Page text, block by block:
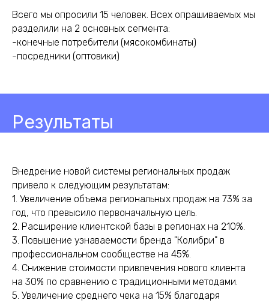
Всего мы опросили 15 человек. Всех опрашиваемых мы
разделили на 2 основных сегмента:
-конечные потребители (мясокомбинаты)
-посредники (оптовики)
Результаты
Внедрение новой системы региональных продаж
привело к следующим результатам:
1. Увеличение объема региональных продаж на 73% за
год, что превысило первоначальную цель.
2. Расширение клиентской базы в регионах на 210%.
3. Повышение узнаваемости бренда "Колибри" в
профессиональном сообществе на 45%.
4. Снижение стоимости привлечения нового клиента
на 30% по сравнению с традиционными методами.
5. Увеличение среднего чека на 15% благодаря